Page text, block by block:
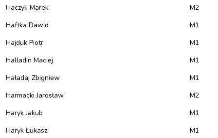
Haczyk Marek
M2
Haftka Dawid
M1
Hajduk Piotr
M1
Halladin Maciej
M1
Haładaj Zbigniew
M1
Harmacki Jarosław
M2
Haryk Jakub
M1
Haryk Łukasz
M1